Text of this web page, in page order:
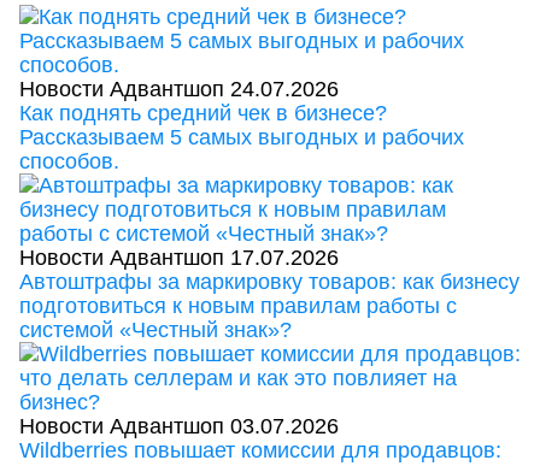
Новости Адвантшоп 24.07.2026
Как поднять средний чек в бизнесе?
Рассказываем 5 самых выгодных и рабочих
способов.
Новости Адвантшоп 17.07.2026
Автоштрафы за маркировку товаров: как бизнесу
подготовиться к новым правилам работы с
системой «Честный знак»?
Новости Адвантшоп 03.07.2026
Wildberries повышает комиссии для продавцов: